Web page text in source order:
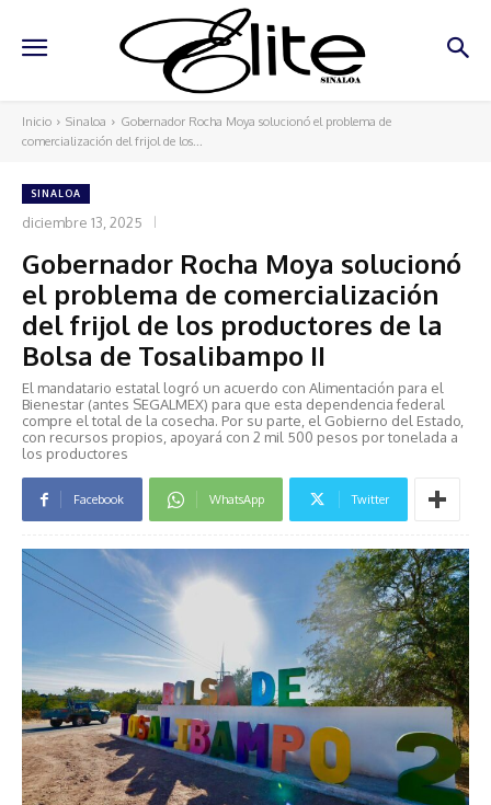
Inicio Sinaloa
Gobernador Rocha Moya solucionó el problema de
comercialización del frijol de los...
SINALOA
diciembre 13, 2025
Gobernador Rocha Moya solucionó
el problema de comercialización
del frijol de los productores de la
Bolsa de Tosalibampo II
El mandatario estatal logró un acuerdo con Alimentación para el
Bienestar (antes SEGALMEX) para que esta dependencia federal
compre el total de la cosecha. Por su parte, el Gobierno del Estado,
con recursos propios, apoyará con 2 mil 500 pesos por tonelada a
los productores
Facebook WhatsApp Twitter